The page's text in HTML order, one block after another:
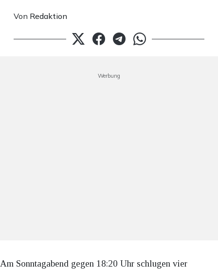
Von Redaktion
Werbung
Am Sonntagabend gegen 18:20 Uhr schlugen vier